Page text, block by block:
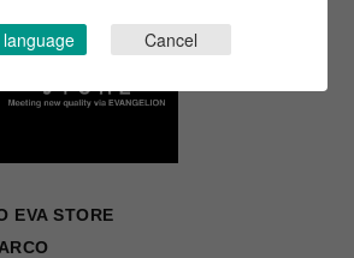
EVA STORE
Cancel